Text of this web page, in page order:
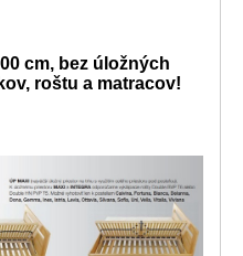
cm, bez úložných
roštu a matracov!